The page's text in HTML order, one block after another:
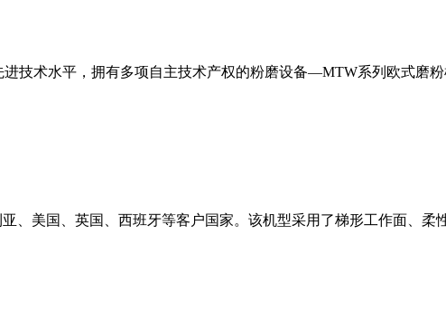
技术水平，拥有多项自主技术产权的粉磨设备—MTW系列欧式磨
、美国、英国、西班牙等客户国家。该机型采用了梯形工作面、